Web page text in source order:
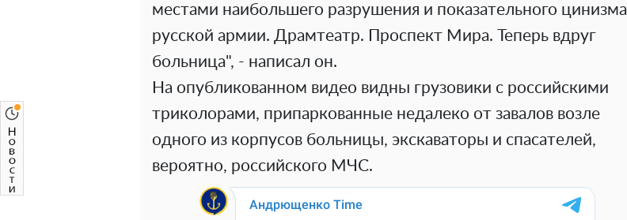
местами наибольшего разрушения и показательного цинизма
русской армии. Драмтеатр. Проспект Мира. Теперь вдруг
больница", - написал он.
На опубликованном видео видны грузовики с российскими
триколорами, припаркованные недалеко от завалов возле
одного из корпусов больницы, экскаваторы и спасателей,
вероятно, российского МЧС.